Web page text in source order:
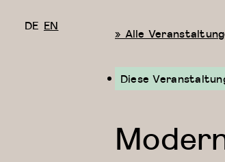
DE EN « Alle
Diese